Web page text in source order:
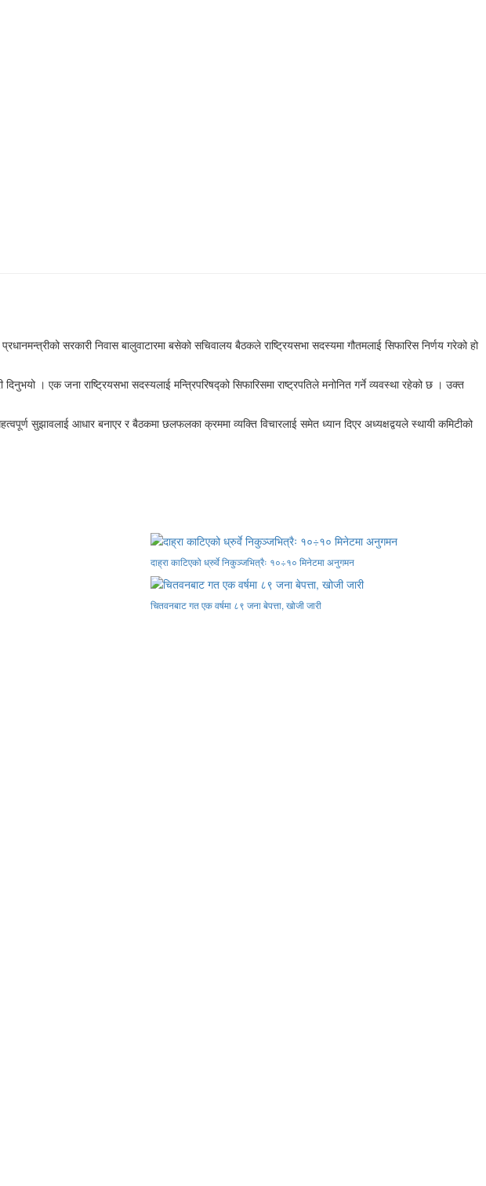
सरकारी निवास बालुवाटारमा बसेको सचिवालय बैठकले राष्ट्रियसभा सदस्यमा गौतमलाई सिफारिस निर्णय गरेको हो
दिनुभयो । एक जना राष्ट्रियसभा सदस्यलाई मन्त्रिपरिषद्को सिफारिसमा राष्ट्रपतिले मनोनित गर्ने व्यवस्था रहेको छ । उक्त
सुझावलाई आधार बनाएर र बैठकमा छलफलका क्रममा व्यक्ति विचारलाई समेत ध्यान दिएर अध्यक्षद्वयले स्थायी कमिटीको
दाह्रा काटिएको ध्रुर्वे निकुञ्जभित्रैः १०÷१० मिनेटमा अनुगमन
चितवनबाट गत एक वर्षमा ८९ जना बेपत्ता, खोजी जारी